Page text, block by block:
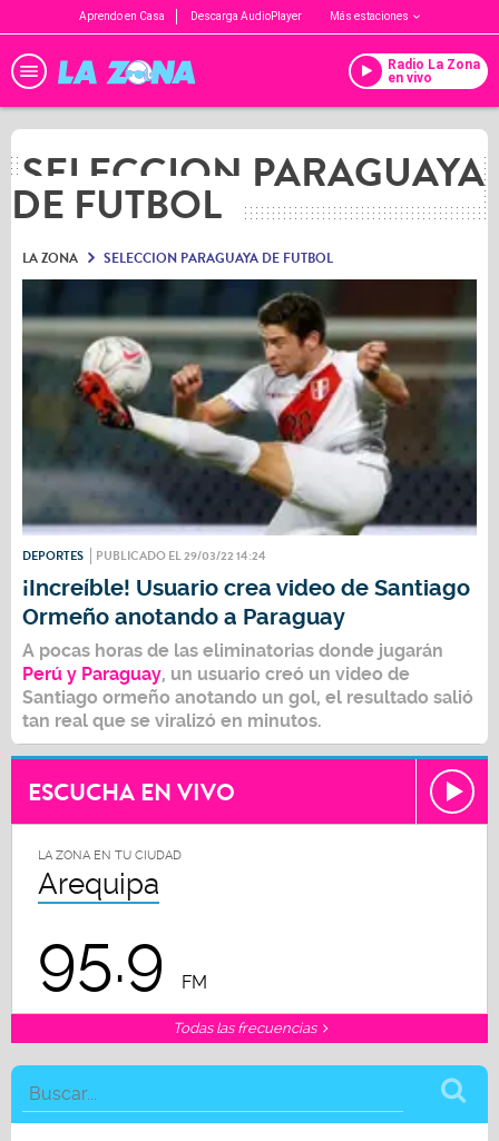
Aprendo en Casa Descarga AudioPlayer Más estaciones
Radio La Zona
en vivo
SELECCION PARAGUAYA
DE FUTBOL
LA ZONA SELECCION PARAGUAYA DE FUTBOL
DEPORTES PUBLICADO EL 29/03/22 14:24
¡Increíble! Usuario crea video de Santiago
Ormeño anotando a Paraguay
A pocas horas de las eliminatorias donde jugarán
Perú y Paraguay, un usuario creó un video de
Santiago ormeño anotando un gol, el resultado salió
tan real que se viralizó en minutos.
ESCUCHA EN VIVO
LA ZONA EN TU CIUDAD
Arequipa
95.9 FM
Todas las frecuencias